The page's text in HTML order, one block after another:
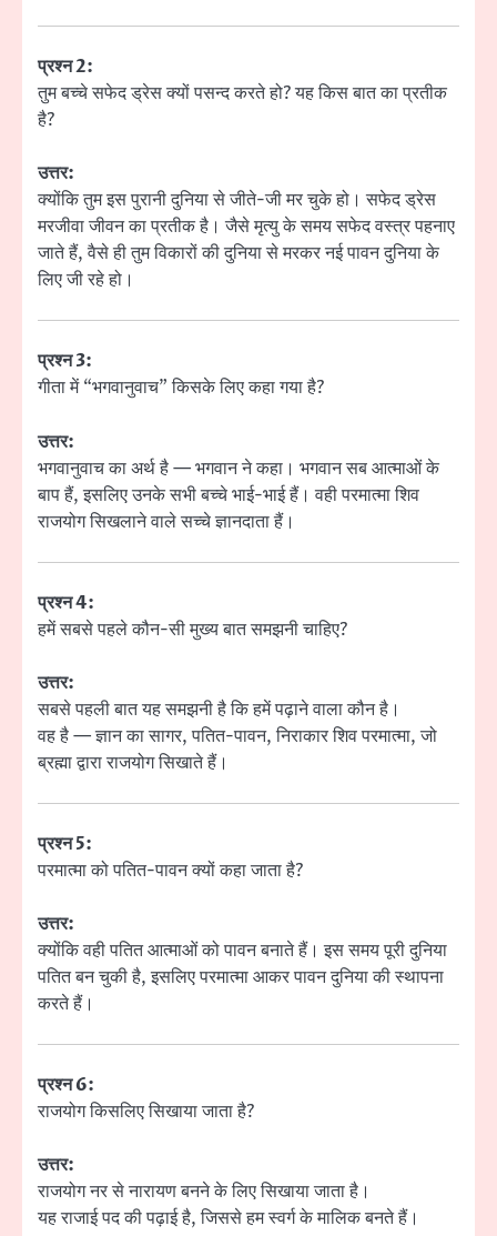
प्रश्न 2:
तुम बच्चे सफेद ड्रेस क्यों पसन्द करते हो? यह किस बात का प्रतीक
है?
उत्तर:
क्योंकि तुम इस पुरानी दुनिया से जीते-जी मर चुके हो। सफेद ड्रेस
मरजीवा जीवन का प्रतीक है। जैसे मृत्यु के समय सफेद वस्त्र पहनाए
जाते हैं, वैसे ही तुम विकारों की दुनिया से मरकर नई पावन दुनिया के
लिए जी रहे हो।
प्रश्न 3:
गीता में “भगवानुवाच” किसके लिए कहा गया है?
उत्तर:
भगवानुवाच का अर्थ है — भगवान ने कहा। भगवान सब आत्माओं के
बाप हैं, इसलिए उनके सभी बच्चे भाई-भाई हैं। वही परमात्मा शिव
राजयोग सिखलाने वाले सच्चे ज्ञानदाता हैं।
प्रश्न 4:
हमें सबसे पहले कौन-सी मुख्य बात समझनी चाहिए?
उत्तर:
सबसे पहली बात यह समझनी है कि हमें पढ़ाने वाला कौन है।
वह है — ज्ञान का सागर, पतित-पावन, निराकार शिव परमात्मा, जो
ब्रह्मा द्वारा राजयोग सिखाते हैं।
प्रश्न 5:
परमात्मा को पतित-पावन क्यों कहा जाता है?
उत्तर:
क्योंकि वही पतित आत्माओं को पावन बनाते हैं। इस समय पूरी दुनिया
पतित बन चुकी है, इसलिए परमात्मा आकर पावन दुनिया की स्थापना
करते हैं।
प्रश्न 6:
राजयोग किसलिए सिखाया जाता है?
उत्तर:
राजयोग नर से नारायण बनने के लिए सिखाया जाता है।
यह राजाई पद की पढ़ाई है, जिससे हम स्वर्ग के मालिक बनते हैं।